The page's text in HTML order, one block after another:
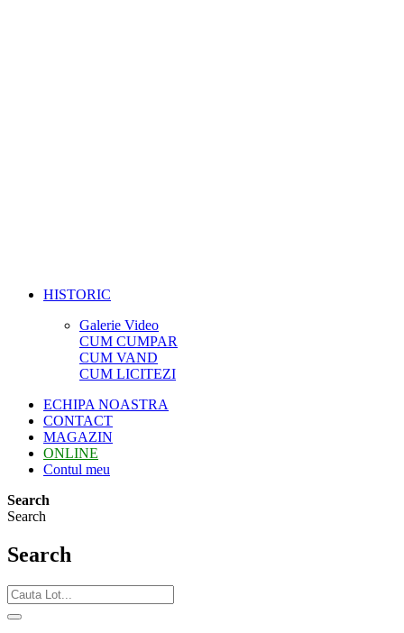
HISTORIC
Galerie Video
CUM CUMPAR
CUM VAND
CUM LICITEZI
ECHIPA NOASTRA
CONTACT
MAGAZIN
ONLINE
Contul meu
Search
Search
Search